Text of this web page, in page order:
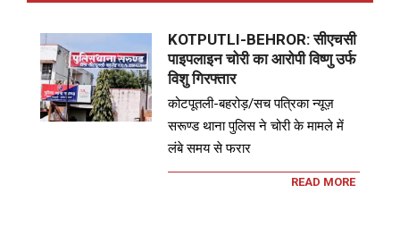
KOTPUTLI-BEHROR: सीएचसी
पाइपलाइन चोरी का आरोपी विष्णु उर्फ
विशु गिरफ्तार
कोटपूतली-बहरोड़/सच पत्रिका न्यूज़
सरूण्ड थाना पुलिस ने चोरी के मामले में
लंबे समय से फरार
READ MORE